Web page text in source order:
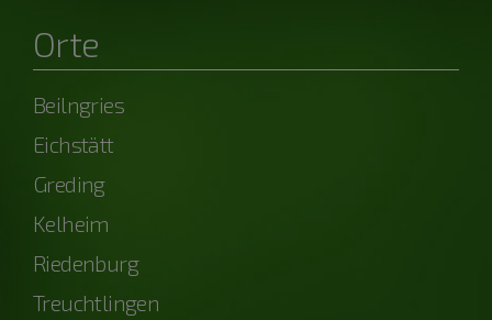
Orte
Beilngries
Eichstätt
Greding
Kelheim
Riedenburg
Treuchtlingen